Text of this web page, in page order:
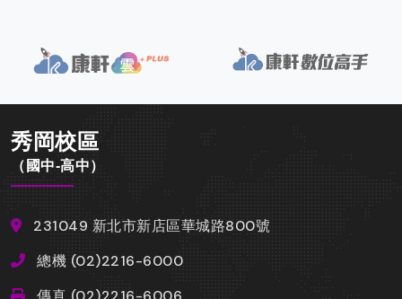
秀岡校區
（國中-高中）
231049 新北市新店區華城路800號
總機 (02)2216-6000